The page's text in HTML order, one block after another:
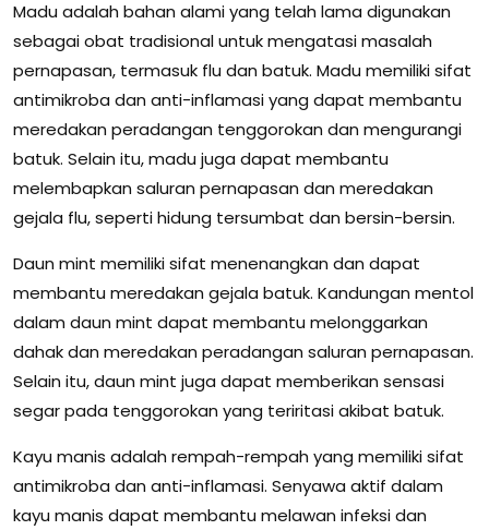
Madu adalah bahan alami yang telah lama digunakan
sebagai obat tradisional untuk mengatasi masalah
pernapasan, termasuk flu dan batuk. Madu memiliki sifat
antimikroba dan anti-inflamasi yang dapat membantu
meredakan peradangan tenggorokan dan mengurangi
batuk. Selain itu, madu juga dapat membantu
melembapkan saluran pernapasan dan meredakan
gejala flu, seperti hidung tersumbat dan bersin-bersin.
Daun mint memiliki sifat menenangkan dan dapat
membantu meredakan gejala batuk. Kandungan mentol
dalam daun mint dapat membantu melonggarkan
dahak dan meredakan peradangan saluran pernapasan.
Selain itu, daun mint juga dapat memberikan sensasi
segar pada tenggorokan yang teriritasi akibat batuk.
Kayu manis adalah rempah-rempah yang memiliki sifat
antimikroba dan anti-inflamasi. Senyawa aktif dalam
kayu manis dapat membantu melawan infeksi dan